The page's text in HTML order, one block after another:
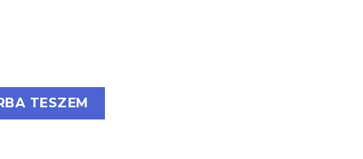
(2 db/csomag) mennyiség
TESZEM